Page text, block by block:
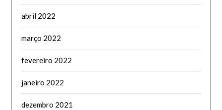
abril 2022
março 2022
fevereiro 2022
janeiro 2022
dezembro 2021